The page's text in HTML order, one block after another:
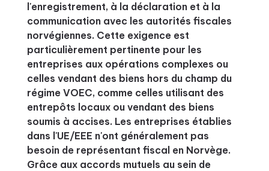
l'enregistrement, à la déclaration et à la
communication avec les autorités fiscales
norvégiennes. Cette exigence est
particulièrement pertinente pour les
entreprises aux opérations complexes ou
celles vendant des biens hors du champ du
régime VOEC, comme celles utilisant des
entrepôts locaux ou vendant des biens
soumis à accises. Les entreprises établies
dans l'UE/EEE n'ont généralement pas
besoin de représentant fiscal en Norvège.
Grâce aux accords mutuels au sein de